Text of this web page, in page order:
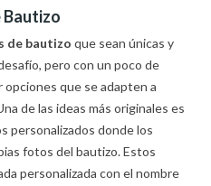
Bautizo
de bautizo que sean únicas y
pero con un poco de
que se adapten a
de las ideas más originales es
personalizados donde los
fotos del bautizo. Estos
personalizada con el nombre